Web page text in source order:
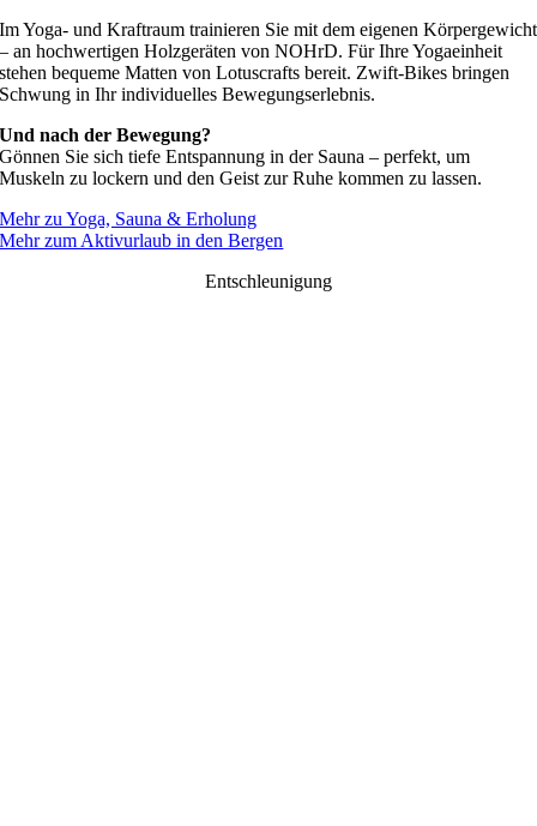
Im Yoga- und Kraftraum trainieren Sie mit dem eigenen Körpergewicht
– an hochwertigen Holzgeräten von NOHrD. Für Ihre Yogaeinheit
stehen bequeme Matten von Lotuscrafts bereit. Zwift-Bikes bringen
Schwung in Ihr individuelles Bewegungserlebnis.
Und nach der Bewegung?
Gönnen Sie sich tiefe Entspannung in der Sauna – perfekt, um
Muskeln zu lockern und den Geist zur Ruhe kommen zu lassen.
Mehr zu Yoga, Sauna & Erholung
Mehr zum Aktivurlaub in den Bergen
Entschleunigung